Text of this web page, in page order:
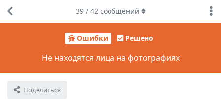
Ошибки Решено
Не находятся лица на фотографиях
Поделиться
39/ 42сообщений